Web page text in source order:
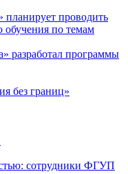
проводить
обучения по темам
программы
без границ»
сотрудники ФГУП